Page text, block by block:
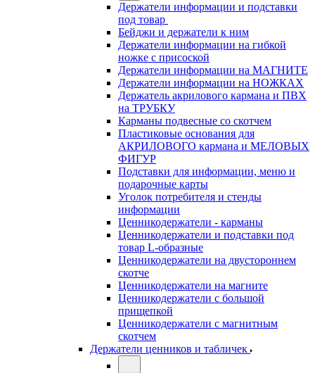
Держатели информации и подставки
под товар
Бейджи и держатели к ним
Держатели информации на гибкой
ножке с присоской
Держатели информации на МАГНИТЕ
Держатели информации на НОЖКАХ
Держатель акрилового кармана и ПВХ
на ТРУБКУ
Карманы подвесные со скотчем
Пластиковые основания для
АКРИЛОВОГО кармана и МЕЛОВЫХ
ФИГУР
Подставки для информации, меню и
подарочные карты
Уголок потребителя и стенды
информации
Ценникодержатели - карманы
Ценникодержатели и подставки под
товар L-образные
Ценникодержатели на двустороннем
скотче
Ценникодержатели на магните
Ценникодержатели с большой
прищепкой
Ценникодержатели с магнитным
скотчем
Держатели ценников и табличек